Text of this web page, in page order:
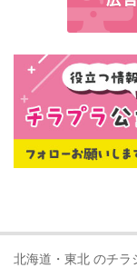
北海道・東北 のチラ